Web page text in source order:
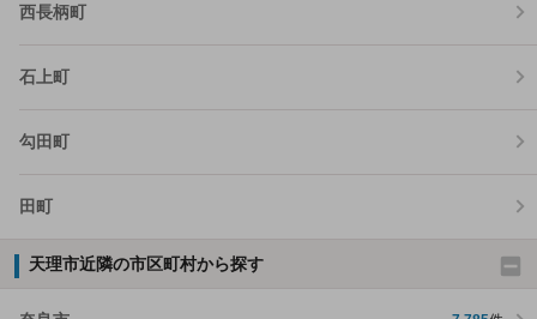
西長柄町
石上町
勾田町
田町
天理市近隣の市区町村から探す